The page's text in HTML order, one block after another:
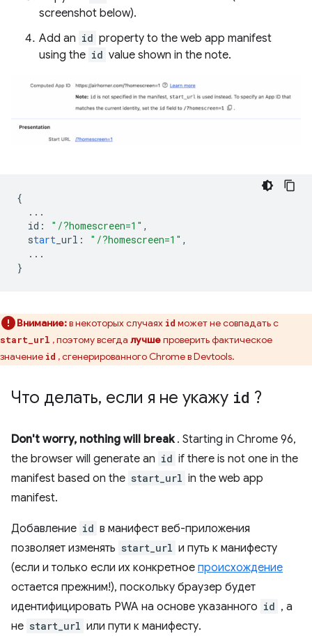
screenshot below).
Add an id property to the web app manifest
using the id value shown in the note.
{
...
id : "/?homescreen=1" ,
start _url : "/?homescreen=1" ,
...
}
Внимание:в некоторых случаях id может не совпадать с
start_url , поэтому всегда лучшепроверить фактическое
значение id , сгенерированного Chrome в Devtools.
Что делать, если я не укажу id ?
Don't worry, nothing will break. Starting in Chrome 96,
the browser will generate an id if there is not one in the
manifest based on the start_url in the web app
manifest.
Добавление id в манифест веб-приложения
позволяет изменять start_url и путь к манифесту
(если и только если их конкретное происхождение
остается прежним!), поскольку браузер будет
идентифицировать PWA на основе указанного id , а
не start_url или пути к манифесту.